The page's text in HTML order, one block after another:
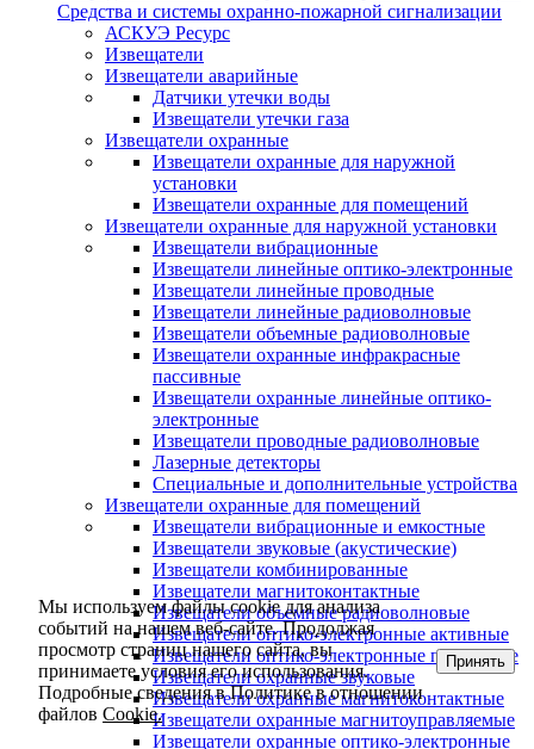
Средства и системы охранно-пожарной сигнализации
АСКУЭ Ресурс
Извещатели
Извещатели аварийные
Датчики утечки воды
Извещатели утечки газа
Извещатели охранные
Извещатели охранные для наружной
установки
Извещатели охранные для помещений
Извещатели охранные для наружной установки
Извещатели вибрационные
Извещатели линейные оптико-электронные
Извещатели линейные проводные
Извещатели линейные радиоволновые
Извещатели объемные радиоволновые
Извещатели охранные инфракрасные
пассивные
Извещатели охранные линейные оптико-
электронные
Извещатели проводные радиоволновые
Лазерные детекторы
Специальные и дополнительные устройства
Извещатели охранные для помещений
Извещатели вибрационные и емкостные
Извещатели звуковые (акустические)
Извещатели комбинированные
Извещатели магнитоконтактные
Извещатели объемные радиоволновые
Извещатели оптико-электронные активные
Извещатели оптико-электронные пассивные
Извещатели охранные звуковые
Извещатели охранные магнитоконтактные
Извещатели охранные магнитоуправляемые
Извещатели охранные оптико-электронные
Мы используем файлы cookie для анализа
событий на нашем веб-сайте. Продолжая
просмотр страниц нашего сайта, вы
принимаете условия его использования.
Подробные сведения в Политике в отношении
файловCookie.
Принять